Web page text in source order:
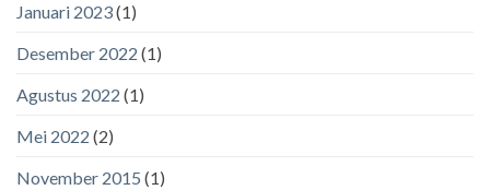
Januari 2023(1)
Desember 2022 (1)
Agustus 2022 (1)
Mei 2022 (2)
November 2015 (1)